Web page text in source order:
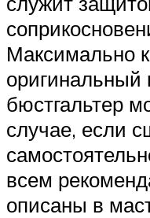
Максимально
оригинальный
бюстгальтер
случае, если
всем
описаны в